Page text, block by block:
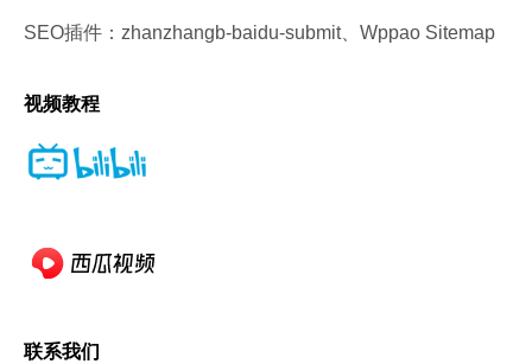
SEO插件：zhanzhangb-baidu-submit、Wppao Sitemap
视频教程
联系我们